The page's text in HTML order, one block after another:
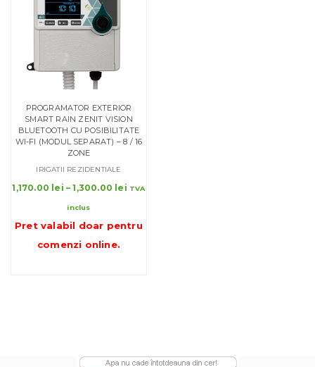
PROGRAMATOR EXTERIOR
SMART RAIN ZENIT VISION
BLUETOOTH CU POSIBILITATE
WI-FI (MODUL SEPARAT) – 8 / 16
ZONE
IRIGATII REZIDENTIALE
1,170.00 lei – 1,300.00 leiInterval
1,170.00 lei
TVA
inclus
Pret valabil doar pentru
comenzi online.